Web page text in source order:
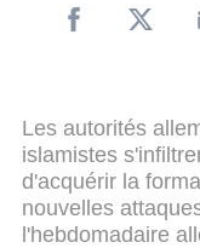
Les autorités
islamistes
d'acquérir la
nouvelles
l'hebdomadaire